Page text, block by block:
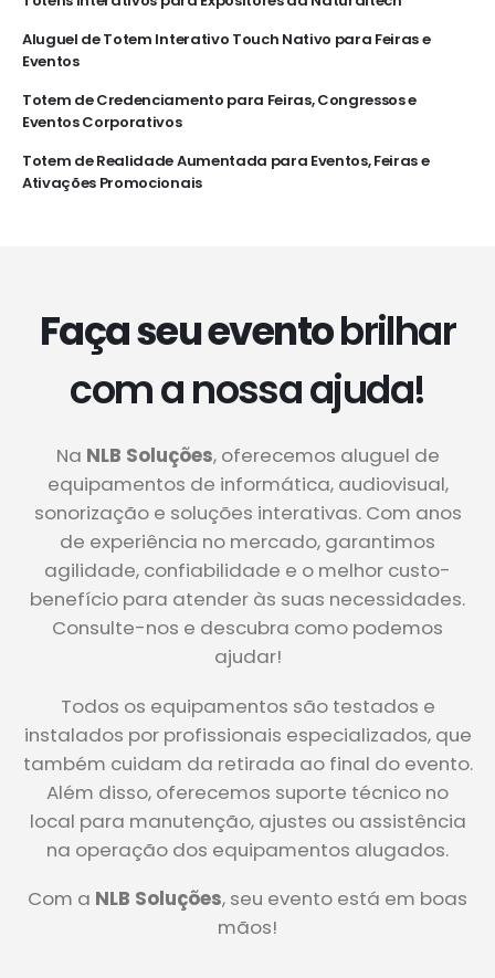
Aluguel de Totem Interativo Touch Nativo para Feiras e
Eventos
Totem de Credenciamento para Feiras, Congressos e
Eventos Corporativos
Totem de Realidade Aumentada para Eventos, Feiras e
Ativações Promocionais
Faça seu eventobrilhar
com a nossa ajuda!
Na NLB Soluções, oferecemos aluguel de
equipamentos de informática, audiovisual,
sonorização e soluções interativas. Com anos
de experiência no mercado, garantimos
agilidade, confiabilidade e o melhor custo-
benefício para atender às suas necessidades.
Consulte-nos e descubra como podemos
ajudar!
Todos os equipamentos são testados e
instalados por profissionais especializados, que
também cuidam da retirada ao final do evento.
Além disso, oferecemos suporte técnico no
local para manutenção, ajustes ou assistência
na operação dos equipamentos alugados.
Com a NLB Soluções, seu evento está em boas
mãos!